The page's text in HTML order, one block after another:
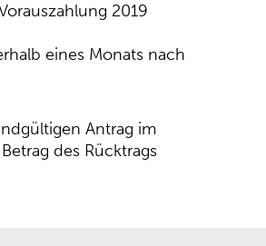
2019
eines Monats nach
Antrag im
des Rücktrags